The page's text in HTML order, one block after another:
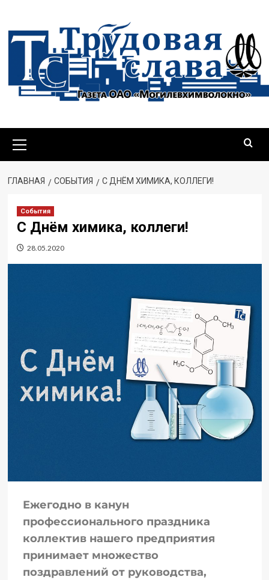
ГЛАВНАЯ СОБЫТИЯ С ДНЁМ ХИМИКА, КОЛЛЕГИ!
События
С Днём химика, коллеги!
28.05.2020
Ежегодно в канун
профессионального праздника
коллектив нашего предприятия
принимает множество
поздравлений от руководства,